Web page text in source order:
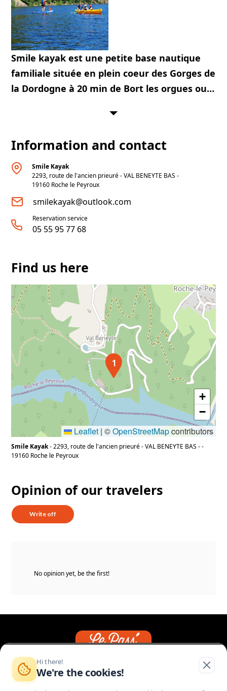
Smile kayak est une petite base nautique
familiale située en plein coeur des Gorges de
la Dordogne à 20 min de Bort les orgues ou
canoë kayak, d'un stand up paddle ou d'un
une location d'1h, 2h ou à la demi-journée
avec votre picnic. Et pour encore plus de
convivialité opter pour l'incontournable
"journée aventure" avec BBQ au bord de
l'eau. Une chasse au trésor sur l'eau est
disponible pour amuser les petits et les
nos produits locaux (glaces, bières, fromages
de pays, ...).
Information and contact
Smile Kayak
2293, route de l'ancien prieuré - VAL BENEYTE BAS -
19160 Roche le Peyroux
smilekayak@outlook.com
Reservation service
05 55 95 77 68
Find us here
1
+
−
Leaflet | ©OpenStreetMapcontributors
Smile Kayak-2293, route de l'ancien prieuré - VAL BENEYTE BAS --
19160 Roche le Peyroux
Opinion of our travelers
Write off
No opinion yet, be the first!
I AM CORRÉZIEN
Hi there!
We're the cookies!